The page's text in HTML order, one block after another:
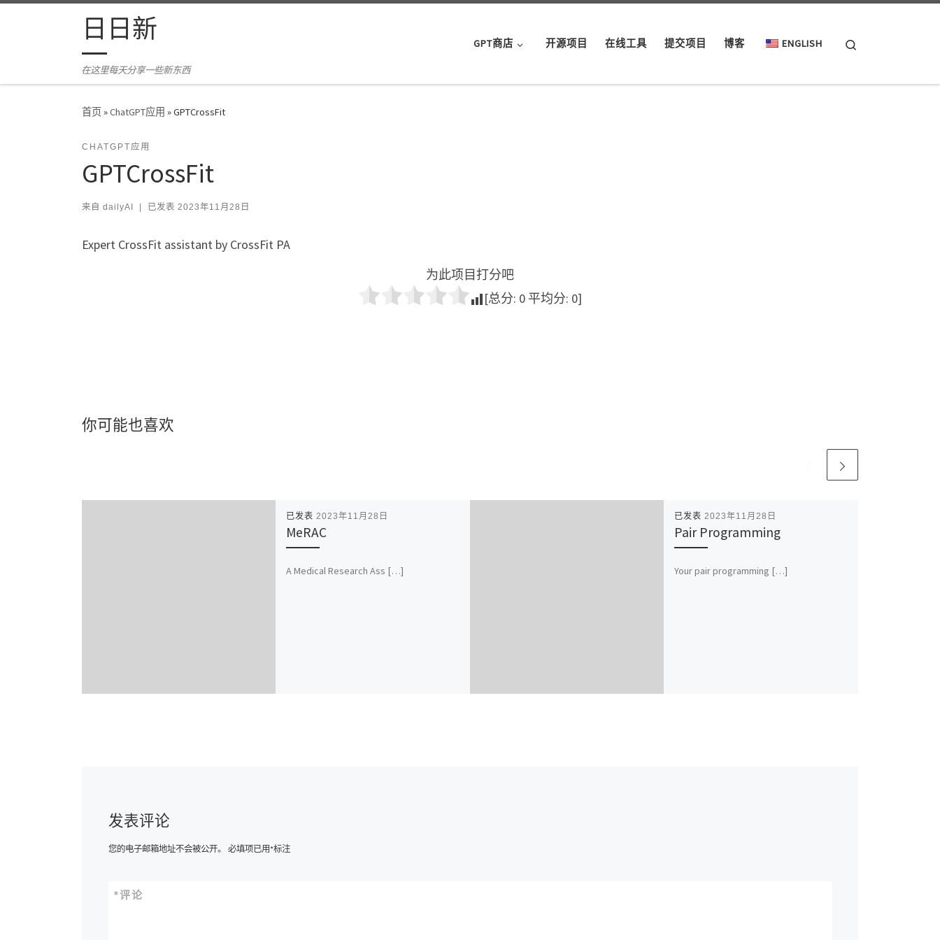
Skip to content日日新
在这里每天分享一些新东西
GPT商店 开源项目 在线工具 提交项目 博客 ENGLISH
首页»ChatGPT应用 »GPTCrossFit
CHATGPT应用
GPTCrossFit
来自 dailyAI 已发表 2023年11月28日
Expert CrossFit assistant by CrossFit PA
为此项目打分吧
[总分: 0 平均分: 0]
你可能也喜欢
已发表 2023年11月28日
MeRAC
A Medical Research Ass […]
已发表 2023年11月28日
Pair Programming
Your pair programming […]
发表评论
您的电子邮箱地址不会被公开。 必填项已用*标注
评论
*